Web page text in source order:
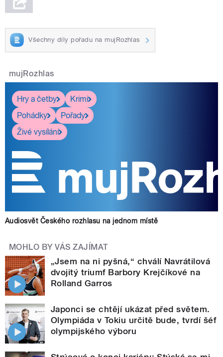
Všechny díly pořadu na mujRozhlas
mujRozhlas
Hry a četby
Krimi
Pohádky
Pořady
Živé vysílání
Audiosvět Českého rozhlasu na jednom místě
MOHLO BY VÁS ZAJÍMAT
„Jsem na ni pyšná,“ chválí Navrátilová
dvojitý triumf Barbory Krejčíkové na
Rolland Garros
Japonci se chtějí ukázat před světem.
Olympiáda v Tokiu určitě bude, tvrdí šéf
olympijského výboru